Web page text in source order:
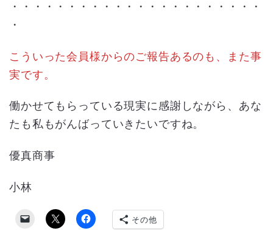
・・・・・・・・・・・・・・・・・・・・・・
・
こういった会員様からのご報告あるのも、また事
実です。
働かせてもらっている現実に感謝しながら、あな
たも私もがんばっていきたいですね。
優真商事
小林
その他